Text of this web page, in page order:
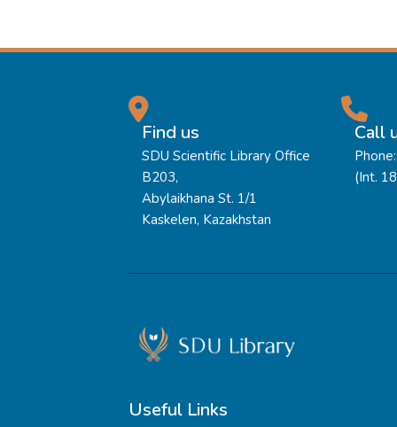
Find us
SDU Scientific Library Office
B203,
Abylaikhana St. 1/1
Kaskelen, Kazakhstan
Call
(Int.
Useful Links